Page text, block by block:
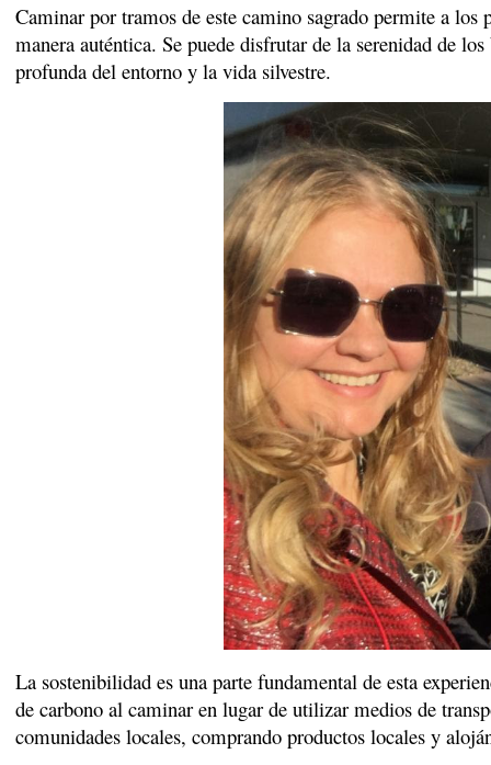
Caminar por tramos de este camino sagrado permite a los
manera auténtica. Se puede disfrutar de la serenidad de
profunda del entorno y la vida silvestre.
La sostenibilidad es una parte fundamental de esta
de carbono al caminar en lugar de utilizar medios de
comunidades locales, comprando productos locales y